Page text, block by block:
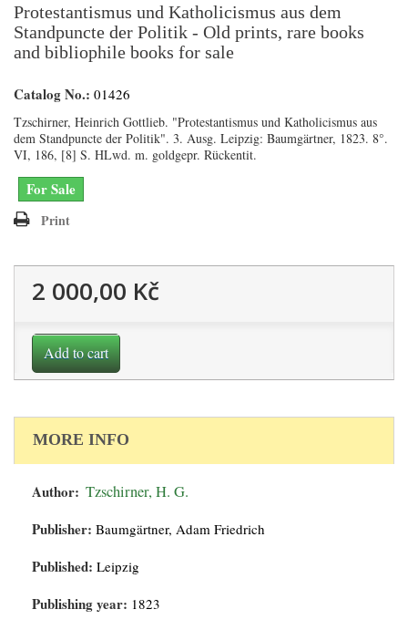
Protestantismus und Katholicismus aus dem
Standpuncte der Politik - Old prints, rare books
and bibliophile books for sale
Catalog No.: 01426
Tzschirner, Heinrich Gottlieb. "Protestantismus und Katholicismus aus
dem Standpuncte der Politik". 3. Ausg. Leipzig: Baumgärtner, 1823. 8°.
VI, 186, [8] S. HLwd. m. goldgepr. Rückentit.
For Sale
Print
2 000,00 Kč
Add to cart
MORE INFO
Author: Tzschirner, H. G.
Publisher: Baumgärtner, Adam Friedrich
Published: Leipzig
Publishing year: 1823